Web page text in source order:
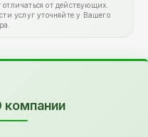
от действующих.
услуг уточняйте у Вашего
компании